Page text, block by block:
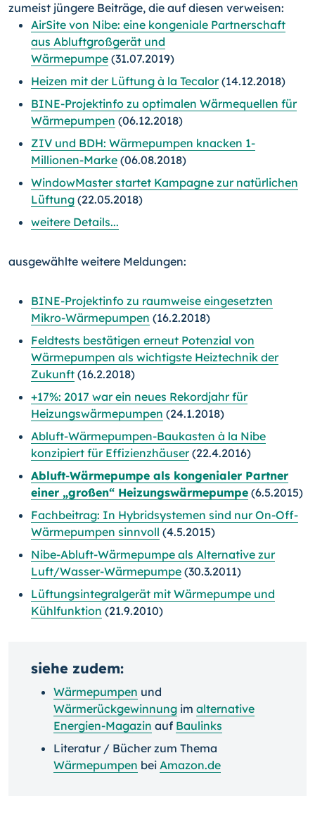
zumeist jüngere Beiträge, die auf diesen verweisen:
AirSite von Nibe: eine kongeniale Partnerschaft
aus Abluftgroßgerät und
Wärmepumpe (31.07.2019)
Heizen mit der Lüftung à la Tecalor(14.12.2018)
BINE-Projektinfo zu optimalen Wärmequellen für
Wärmepumpen (06.12.2018)
ZIV und BDH: Wärmepumpen knacken 1-
Millionen-Marke (06.08.2018)
WindowMaster startet Kampagne zur natürlichen
Lüftung (22.05.2018)
weitere Details...
ausgewählte weitere Meldungen:
BINE-Projektinfo zu raumweise eingesetzten
Mikro-Wärmepumpen (16.2.2018)
Feldtests bestätigen erneut Potenzial von
Wärmepumpen als wichtigste Heiztechnik der
Zukunft (16.2.2018)
+17%: 2017 war ein neues Rekordjahr für
Heizungswärmepumpen (24.1.2018)
Abluft-Wärmepumpen-Baukasten à la Nibe
konzipiert für Effizienzhäuser(22.4.2016)
Abluft-Wärmepumpe als kongenialer Partner
einer „großen“ Heizungswärmepumpe (6.5.2015)
Fachbeitrag: In Hybridsystemen sind nur On-Off-
Wärmepumpen sinnvoll (4.5.2015)
Nibe-Abluft-Wärmepumpe als Alternative zur
Luft/Wasser-Wärmepumpe (30.3.2011)
Lüftungsintegralgerät mit Wärmepumpe und
Kühlfunktion (21.9.2010)
siehe zudem:
Wärmepumpen und
Wärmerückgewinnung im alternative
Energien-Magazin auf Baulinks
Literatur / Bücher zum Thema
Wärmepumpen bei Amazon.de